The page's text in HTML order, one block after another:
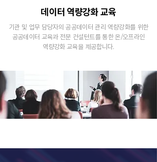
데이터 역량강화 교육
기관 및 업무 담당자의 공공데이터 관리 역량강화를 위한
공공데이터 교육과 전문 컨설턴트를 통한 온/오프라인
역량강화 교육을 제공합니다.